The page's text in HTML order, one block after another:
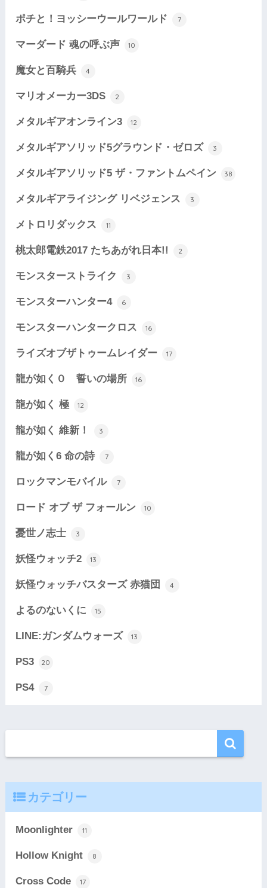
ポチと！ヨッシーウールワールド 7
マーダード 魂の呼ぶ声 10
魔女と百騎兵 4
マリオメーカー3DS 2
メタルギアオンライン3 12
メタルギアソリッド5グラウンド・ゼロズ 3
メタルギアソリッド5 ザ・ファントムペイン 38
メタルギアライジング リベジェンス 3
メトロリダックス 11
桃太郎電鉄2017 たちあがれ日本!! 2
モンスターストライク 3
モンスターハンター4 6
モンスターハンタークロス 16
ライズオブザトゥームレイダー 17
龍が如く０ 誓いの場所 16
龍が如く 極 12
龍が如く 維新！ 3
龍が如く6 命の詩 7
ロックマンモバイル 7
ロード オブ ザ フォールン 10
憂世ノ志士 3
妖怪ウォッチ2 13
妖怪ウォッチバスターズ 赤猫団 4
よるのないくに 15
LINE:ガンダムウォーズ 13
PS3 20
PS4 7
カテゴリー
Moonlighter 11
Hollow Knight 8
Cross Code 17